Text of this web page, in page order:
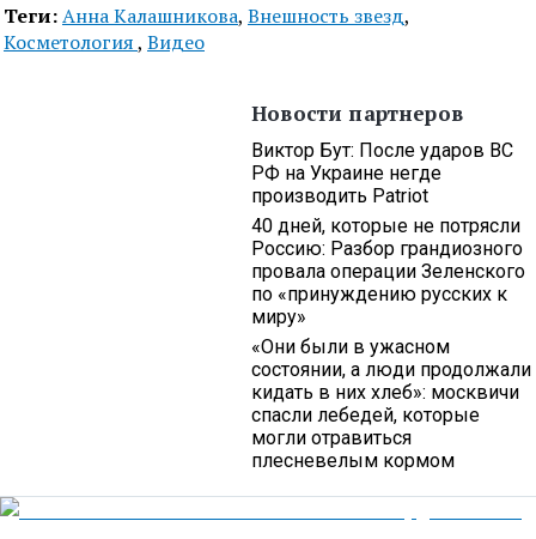
Теги:Анна Калашникова, Внешность звезд,
Косметология, Видео
Новости партнеров
Виктор Бут: После ударов ВС
РФ на Украине негде
производить Patriot
40 дней, которые не потрясли
Россию: Разбор грандиозного
провала операции Зеленского
по «принуждению русских к
миру»
«Они были в ужасном
состоянии, а люди продолжали
кидать в них хлеб»: москвичи
спасли лебедей, которые
могли отравиться
плесневелым кормом